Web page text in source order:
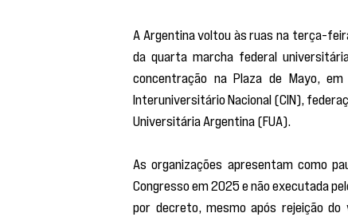
A Argentina voltou às ruas na terça-
da quarta marcha federal
concentração na Plaza de Mayo,
Interuniversitário Nacional (CIN),
Universitária Argentina (FUA).
As organizações apresentam como
Congresso em 2025 e não executada
por decreto, mesmo após rejeição do